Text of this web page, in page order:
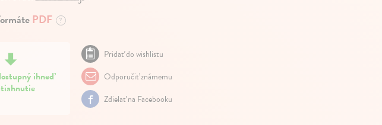
PDF ?
ihneď
Pridať do wishlistu
Odporučiť známemu
Zdielať na Facebooku